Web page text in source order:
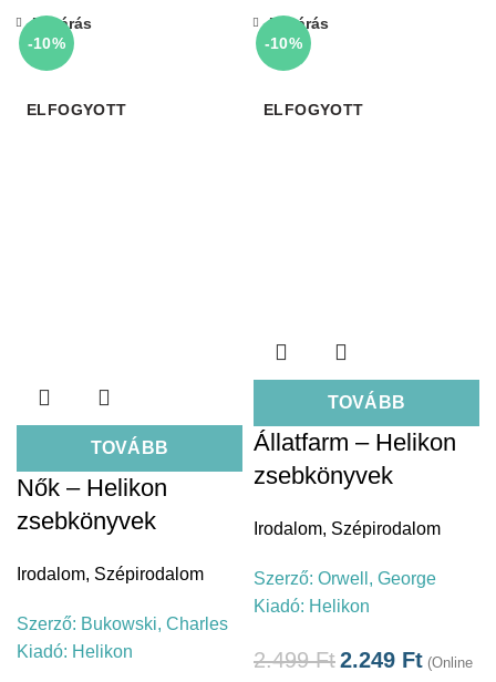
-10%
ELFOGYOTT
TOVÁBB
Bezárás
Nők – Helikon
zsebkönyvek
Irodalom, Szépirodalom
Szerző: Bukowski, Charles
Kiadó: Helikon
-10%
ELFOGYOTT
TOVÁBB
Bezárás
Állatfarm – Helikon
zsebkönyvek
Irodalom, Szépirodalom
Szerző: Orwell, George
Kiadó: Helikon
2.499Ft2.249 Ft (Online